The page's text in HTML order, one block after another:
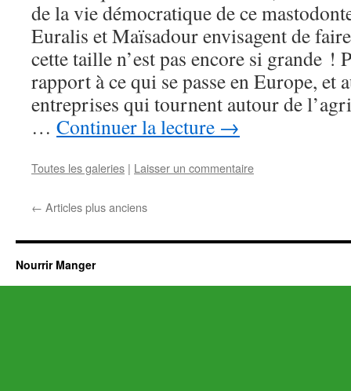
de la vie démocratique de ce
Euralis et Maïsadour envisagent de
cette taille n’est pas encore si grande !
rapport à ce qui se passe en Europe, et
entreprises qui tournent autour de
… Continuer la lecture →
Toutes les galeries | Laisser un commentaire
← Articles plus anciens
Nourrir Manger